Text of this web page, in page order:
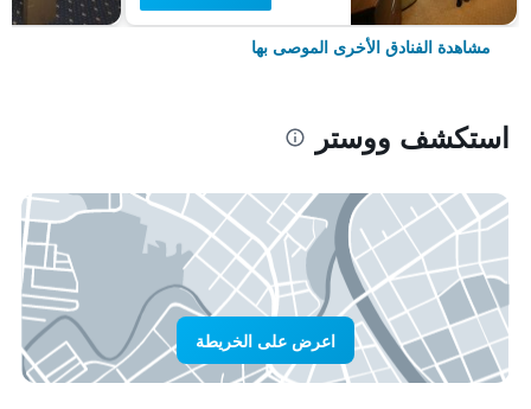
مشاهدة الفنادق الأخرى الموصى بها
استكشف ووستر
اعرض على الخريطة